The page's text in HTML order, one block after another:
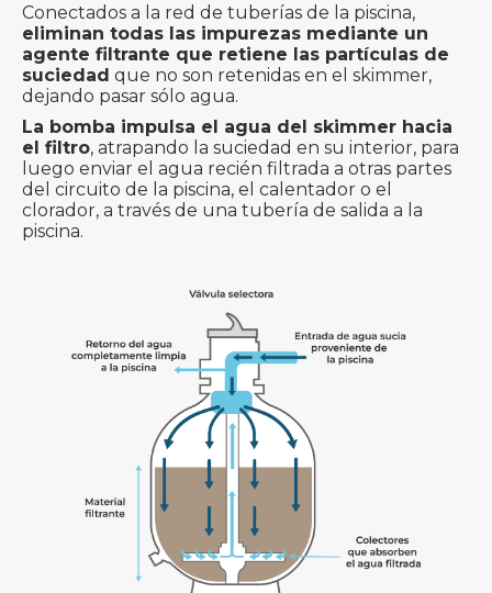
Conectados a la red de tuberías de la piscina,
eliminan todas las impurezas mediante un
agente filtrante que retiene las partículas de
suciedad que no son retenidas en el skimmer,
dejando pasar sólo agua.
La bomba impulsa el agua del skimmer hacia
el filtro, atrapando la suciedad en su interior, para
luego enviar el agua recién filtrada a otras partes
del circuito de la piscina, el calentador o el
clorador, a través de una tubería de salida a la
piscina.